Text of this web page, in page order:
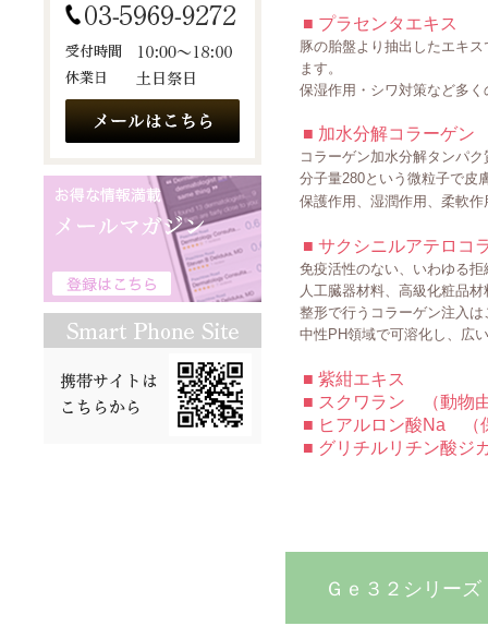
■ プラセンタエキス
豚の胎盤より抽出したエキス
ます。
保湿作用・シワ対策など多く
■ 加水分解コラーゲン
コラーゲン加水分解タンパク
分子量280という微粒子で皮
保護作用、湿潤作用、柔軟作
■ サクシニルアテロコ
免疫活性のない、いわゆる拒
人工臓器材料、高級化粧品材
整形で行うコラーゲン注入は
中性PH領域で可溶化し、広
■ 紫紺エキス
■ スクワラン （動物
■ ヒアルロン酸Na （
■ グリチルリチン酸ジ
Ｇｅ３２シリー